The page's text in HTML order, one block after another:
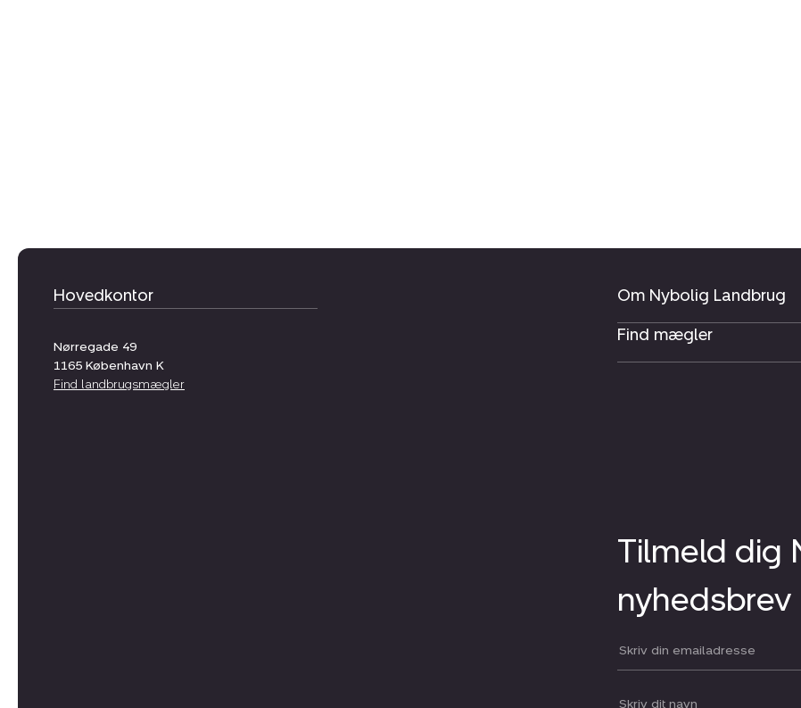
Hovedkontor
Nørregade 49
1165 København K
Find landbrugsmægler
Om Nybolig Landbrug
Find mægler
Tilmeld dig
nyhedsbrev
Din email: